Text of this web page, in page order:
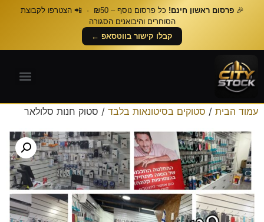
🎉פרסום ראשון חינם!
כל פרסום נוסף – ₪50 · 📲 הצטרפו לקבוצת
הסוחרים והיבואנים הסגורה
קבלו קישור בווטסאפ ←
עמוד הבית / סטוקים בסיטונאות בלבד / סטוק חנות סלולאר